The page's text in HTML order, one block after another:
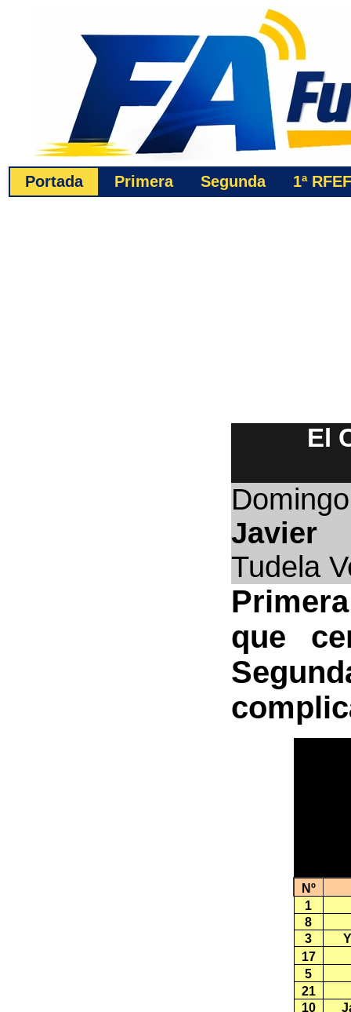
Portada Primera Segunda 1ªRFEF
El
Javier
Tudela
que
Nº
1
8
3
17
5
21
10